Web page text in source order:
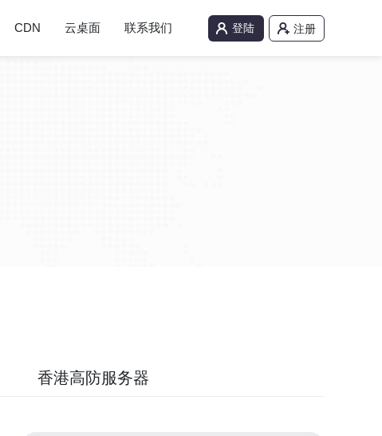
CDN 云桌面 联系我们 登陆 注册
香港高防服务器